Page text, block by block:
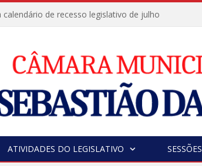
de recesso legislativo de julho
ATIVIDADES DO LEGISLATIVO SESSÕES